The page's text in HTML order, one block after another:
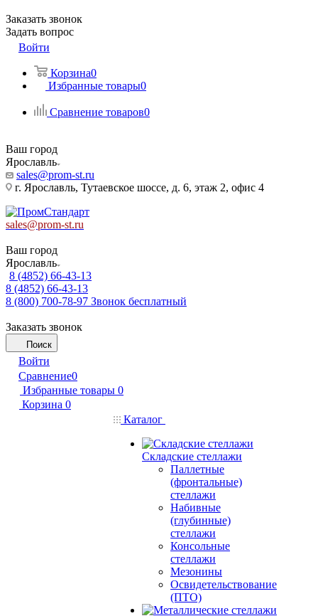
Заказать звонок
Задать вопрос
Войти
Корзина0
Избранные товары0
Сравнение товаров0
Ваш город
Ярославль
sales@prom-st.ru
г. Ярославль, Тутаевское шоссе, д. 6, этаж 2, офис 4
sales@prom-st.ru
Ваш город
Ярославль
8 (4852) 66-43-13
8 (4852) 66-43-13
8 (800) 700-78-97 Звонок бесплатный
Заказать звонок
Поиск
Войти
Сравнение0
Избранные товары 0
Корзина 0
Каталог
Складские стеллажи
Паллетные
(фронтальные)
стеллажи
Набивные
(глубинные)
стеллажи
Консольные
стеллажи
Мезонины
Освидетельствование
(ПТО)